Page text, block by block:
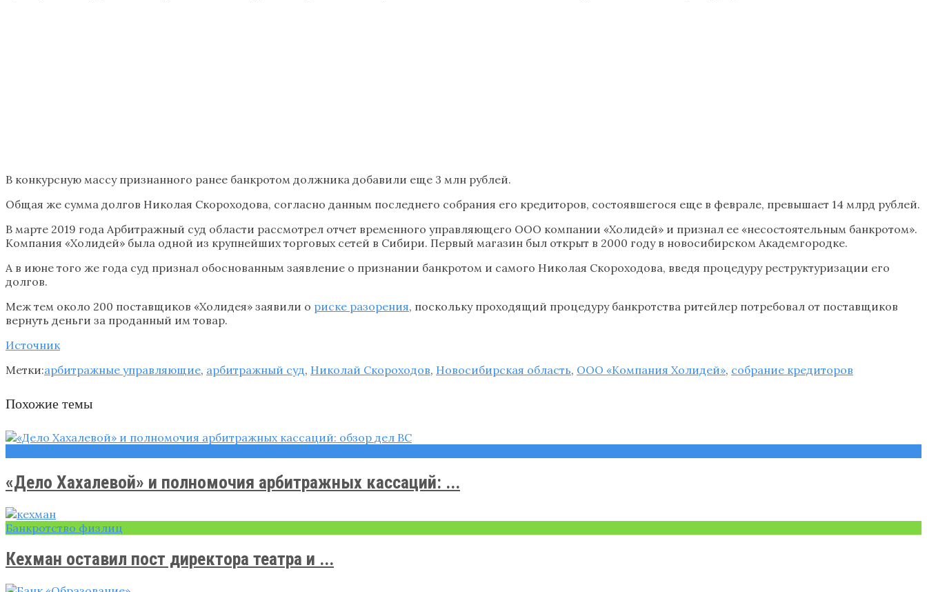
В конкурсную массу признанного ранее банкротом должника добавили еще 3 млн рублей.
Общая же сумма долгов Николая Скороходова, согласно данным последнего собрания его кредиторов, состоявшегося еще в феврале, превышает 14 млрд рублей.
В марте 2019 года Арбитражный суд области рассмотрел отчет временного управляющего ООО компании «Холидей» и признал ее «несостоятельным банкротом».
Компания «Холидей» была одной из крупнейших торговых сетей в Сибири. Первый магазин был открыт в 2000 году в новосибирском Академгородке.
А в июне того же года суд признал обоснованным заявление о признании банкротом и самого Николая Скороходова, введя процедуру реструктуризации его
долгов.
Меж тем около 200 поставщиков «Холидея» заявили о риске разорения, поскольку проходящий процедуру банкротства ритейлер потребовал от поставщиков
вернуть деньги за проданный им товар.
Источник
Метки:арбитражные управляющие, арбитражный суд, Николай Скороходов, Новосибирская область, ООО «Компания Холидей», собрание кредиторов
Похожие темы
«Дело Хахалевой» и полномочия арбитражных кассаций: ...
Банкротство физлиц
Кехман оставил пост директора театра и ...